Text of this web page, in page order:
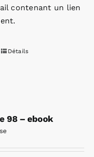
contenant un lien
Détails
98 – ebook